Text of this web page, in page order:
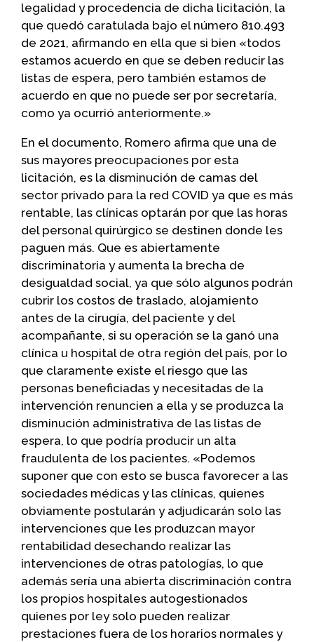
legalidad y procedencia de dicha licitación, la
que quedó caratulada bajo el número 810.493
de 2021, afirmando en ella que si bien «todos
estamos acuerdo en que se deben reducir las
listas de espera, pero también estamos de
acuerdo en que no puede ser por secretaría,
como ya ocurrió anteriormente.»
En el documento, Romero afirma que una de
sus mayores preocupaciones por esta
licitación, es la disminución de camas del
sector privado para la red COVID ya que es más
rentable, las clínicas optarán por que las horas
del personal quirúrgico se destinen donde les
paguen más. Que es abiertamente
discriminatoria y aumenta la brecha de
desigualdad social, ya que sólo algunos podrán
cubrir los costos de traslado, alojamiento
antes de la cirugía, del paciente y del
acompañante, si su operación se la ganó una
clínica u hospital de otra región del país, por lo
que claramente existe el riesgo que las
personas beneficiadas y necesitadas de la
intervención renuncien a ella y se produzca la
disminución administrativa de las listas de
espera, lo que podría producir un alta
fraudulenta de los pacientes. «Podemos
suponer que con esto se busca favorecer a las
sociedades médicas y las clínicas, quienes
obviamente postularán y adjudicarán solo las
intervenciones que les produzcan mayor
rentabilidad desechando realizar las
intervenciones de otras patologías, lo que
además sería una abierta discriminación contra
los propios hospitales autogestionados
quienes por ley solo pueden realizar
prestaciones fuera de los horarios normales y